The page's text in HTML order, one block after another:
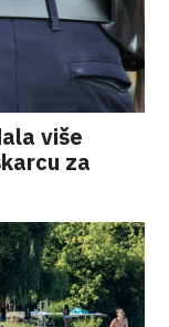
više
za